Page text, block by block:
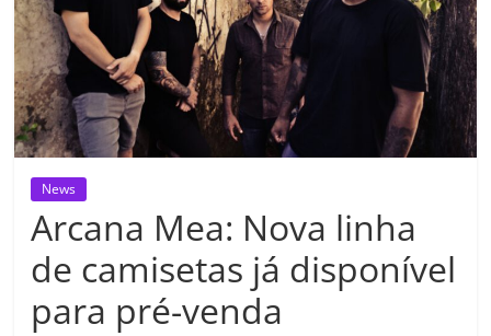
News
Arcana Mea: Nova linha
de camisetas já disponível
para pré-venda